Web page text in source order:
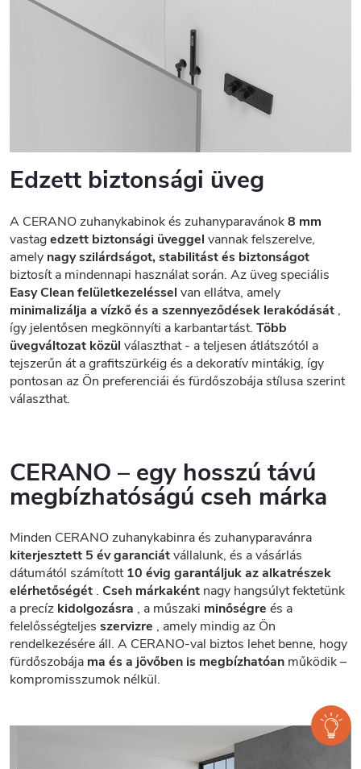
Edzett biztonsági üveg
A CERANO zuhanykabinok és zuhanyparavánok8 mm
vastagedzett biztonsági üveggel vannak felszerelve,
amely nagy szilárdságot, stabilitást és biztonságot
biztosít a mindennapi használat során. Az üveg speciális
Easy Clean felületkezeléssel van ellátva, amely
minimalizálja a vízkő és a szennyeződések lerakódását ,
így jelentősen megkönnyíti a karbantartást. Több
üvegváltozat közül választhat - a teljesen átlátszótól a
tejszerűn át a grafitszürkéig és a dekoratív mintákig, így
pontosan az Ön preferenciái és fürdőszobája stílusa szerint
választhat.
CERANO – egy hosszú távú
megbízhatóságú cseh márka
Minden CERANO zuhanykabinra és zuhanyparavánra
kiterjesztett 5 év garanciátvállalunk, és a vásárlás
dátumától számított10 évig garantáljuk az alkatrészek
elérhetőségét . Cseh márkaként nagy hangsúlyt fektetünk
a precíz kidolgozásra , a műszaki minőségre és a
felelősségteljes szervizre , amely mindig az Ön
rendelkezésére áll. A CERANO-val biztos lehet benne, hogy
fürdőszobája ma és a jövőben is megbízhatóan működik –
kompromisszumok nélkül.